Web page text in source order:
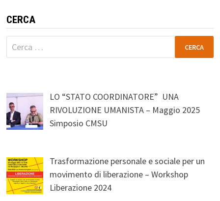
CERCA
Ricerca
per:
LO “STATO COORDINATORE” UNA
RIVOLUZIONE UMANISTA – Maggio 2025
Simposio CMSU
Trasformazione personale e sociale per un
movimento di liberazione – Workshop
Liberazione 2024